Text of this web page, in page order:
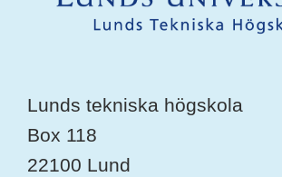
Lunds tekniska högskola
Box 118
22100 Lund